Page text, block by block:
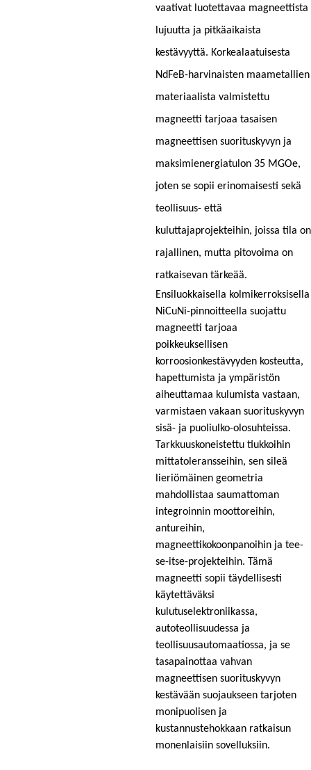
vaativat luotettavaa magneettista
lujuutta ja pitkäaikaista
kestävyyttä. Korkealaatuisesta
NdFeB-harvinaisten maametallien
materiaalista valmistettu
magneetti tarjoaa tasaisen
magneettisen suorituskyvyn ja
maksimienergiatulon 35 MGOe,
joten se sopii erinomaisesti sekä
teollisuus- että
kuluttajaprojekteihin, joissa tila on
rajallinen, mutta pitovoima on
ratkaisevan tärkeää.
Ensiluokkaisella kolmikerroksisella
NiCuNi-pinnoitteella suojattu
magneetti tarjoaa
poikkeuksellisen
korroosionkestävyyden kosteutta,
hapettumista ja ympäristön
aiheuttamaa kulumista vastaan,
varmistaen vakaan suorituskyvyn
sisä- ja puoliulko-olosuhteissa.
Tarkkuuskoneistettu tiukkoihin
mittatoleransseihin, sen sileä
lieriömäinen geometria
mahdollistaa saumattoman
integroinnin moottoreihin,
antureihin,
magneettikokoonpanoihin ja tee-
se-itse-projekteihin. Tämä
magneetti sopii täydellisesti
käytettäväksi
kulutuselektroniikassa,
autoteollisuudessa ja
teollisuusautomaatiossa, ja se
tasapainottaa vahvan
magneettisen suorituskyvyn
kestävään suojaukseen tarjoten
monipuolisen ja
kustannustehokkaan ratkaisun
monenlaisiin sovelluksiin.